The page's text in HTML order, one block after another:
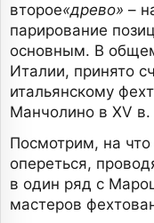
второе«древо» –
парирование
основным. В
Италии, принято
итальянскому
Манчолино в XV в.
Посмотрим, на
опереться,
в один ряд с
мастеров